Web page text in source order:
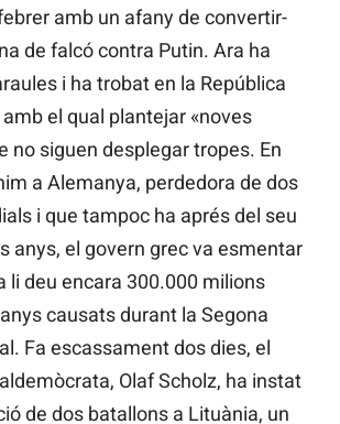
amb un afany de convertir-
de falcó contra Putin. Ara ha
i ha trobat en la República
el qual plantejar «noves
no siguen desplegar tropes. En
a Alemanya, perdedora de dos
i que tampoc ha aprés del seu
anys, el govern grec va esmentar
li deu encara 300.000 milions
causats durant la Segona
Fa escassament dos dies, el
Olaf Scholz, ha instat
de dos batallons a Lituània, un